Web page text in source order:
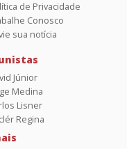
de Privacidade
Conosco
sua notícia
Júnior
Medina
Lisner
Regina